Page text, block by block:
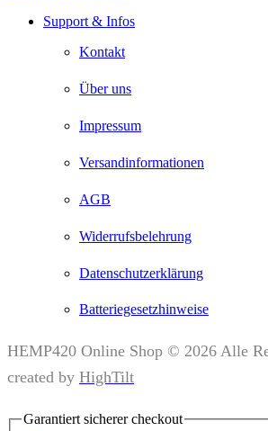
Support & Infos
Kontakt
Über uns
Impressum
Versandinformationen
AGB
Widerrufsbelehrung
Datenschutzerklärung
Batteriegesetzhinweise
HEMP420 Online Shop © 2026 Alle
created by HighTilt
Garantiert sicherercheckout